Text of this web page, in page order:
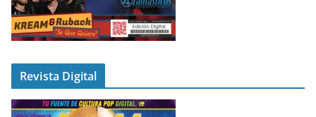
Revista Digital